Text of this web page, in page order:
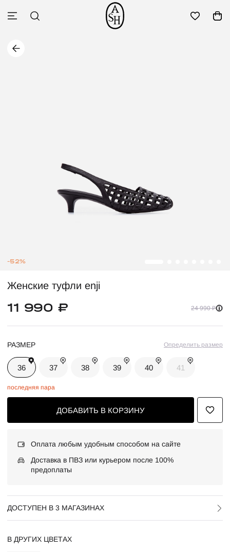
-52%
Женские туфли enji
11 990 ₽ 24 990 ₽
РАЗМЕР Определить размер
36 37 38 39 40 41
последняя пара
ДОБАВИТЬ В КОРЗИНУ
Оплата любым удобным способом на сайте
Доставка в ПВЗ или курьером после 100%
предоплаты
ДОСТУПЕН В 3 МАГАЗИНАХ
В ДРУГИХ ЦВЕТАХ